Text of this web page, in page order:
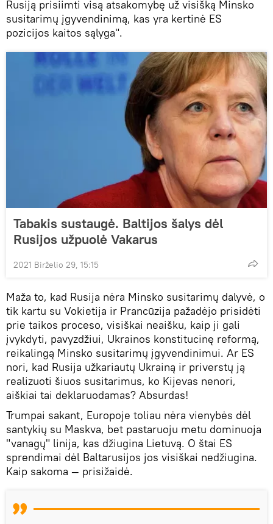
Rusiją prisiimti visą atsakomybę už visišką Minsko
susitarimų įgyvendinimą, kas yra kertinė ES
pozicijos kaitos sąlyga".
Tabakis sustaugė. Baltijos šalys dėl
Rusijos užpuolė Vakarus
2021 Birželio 29, 15:15
Maža to, kad Rusija nėra Minsko susitarimų dalyvė, o
tik kartu su Vokietija ir Prancūzija pažadėjo prisidėti
prie taikos proceso, visiškai neaišku, kaip ji gali
įvykdyti, pavyzdžiui, Ukrainos konstitucinę reformą,
reikalingą Minsko susitarimų įgyvendinimui. Ar ES
nori, kad Rusija užkariautų Ukrainą ir priverstų ją
realizuoti šiuos susitarimus, ko Kijevas nenori,
aiškiai tai deklaruodamas? Absurdas!
Trumpai sakant, Europoje toliau nėra vienybės dėl
santykių su Maskva, bet pastaruoju metu dominuoja
"vanagų" linija, kas džiugina Lietuvą. O štai ES
sprendimai dėl Baltarusijos jos visiškai nedžiugina.
Kaip sakoma — prisižaidė.